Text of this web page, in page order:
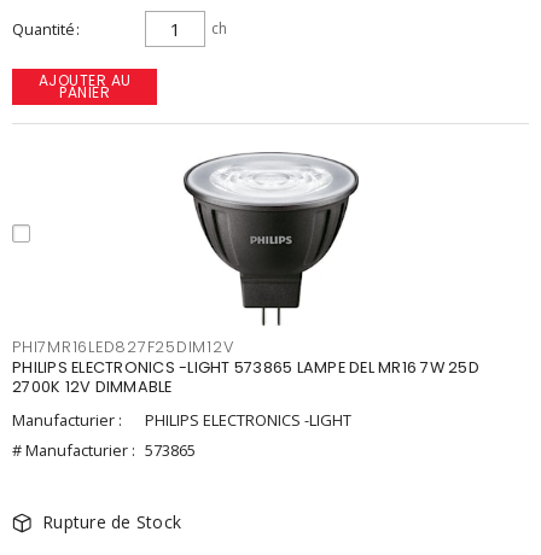
Quantité ch
AJOUTER AU
PANIER
PHI7MR16LED827F25DIM12V
PHILIPS ELECTRONICS -LIGHT 573865 LAMPE DEL MR16 7W 25D
2700K 12V DIMMABLE
Manufacturier :
PHILIPS ELECTRONICS -LIGHT
# Manufacturier : 573865
Rupture de Stock